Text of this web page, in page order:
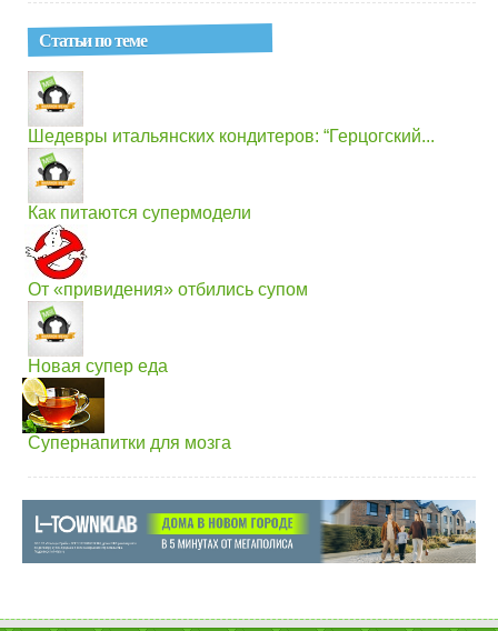
Статьи по теме
Шедевры итальянских кондитеров: “Герцогский...
Как питаются супермодели
От «привидения» отбились супом
Новая супер еда
Супернапитки для мозга